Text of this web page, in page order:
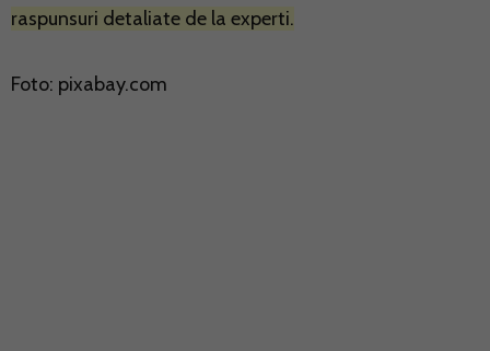
raspunsuri detaliate de la experti.
Foto: pixabay.com